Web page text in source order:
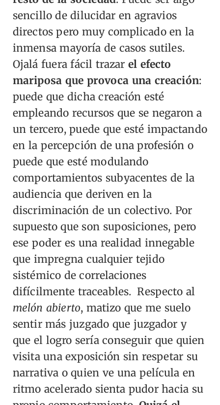
sencillo de dilucidar en agravios
directos pero muy complicado en la
inmensa mayoría de casos sutiles.
Ojalá fuera fácil trazar el efecto
mariposa que provoca una creación:
puede que dicha creación esté
empleando recursos que se negaron a
un tercero, puede que esté impactando
en la percepción de una profesión o
puede que esté modulando
comportamientos subyacentes de la
audiencia que deriven en la
discriminación de un colectivo. Por
supuesto que son suposiciones, pero
ese poder es una realidad innegable
que impregna cualquier tejido
sistémico de correlaciones
difícilmente traceables. Respecto al
melón abierto, matizo que me suelo
sentir más juzgado que juzgador y
que el logro sería conseguir que quien
visita una exposición sin respetar su
narrativa o quien ve una película en
ritmo acelerado sienta pudor hacia su